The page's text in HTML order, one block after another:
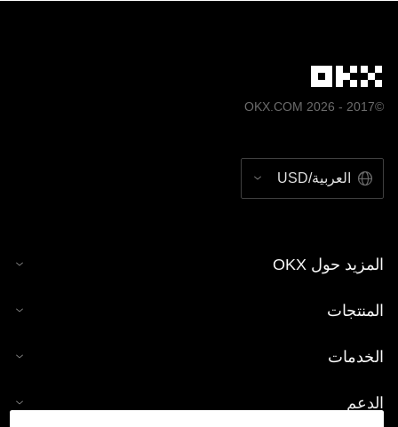
©2017 - 2026 OKX.COM
العربية/USD
المزيد حول OKX
المنتجات
الخدمات
الدعم